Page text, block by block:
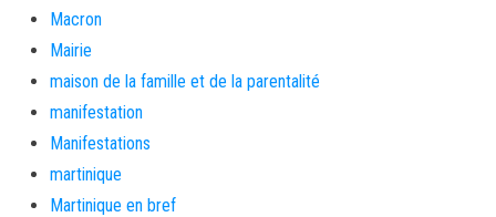
Macron
Mairie
maison de la famille et de la parentalité
manifestation
Manifestations
martinique
Martinique en bref